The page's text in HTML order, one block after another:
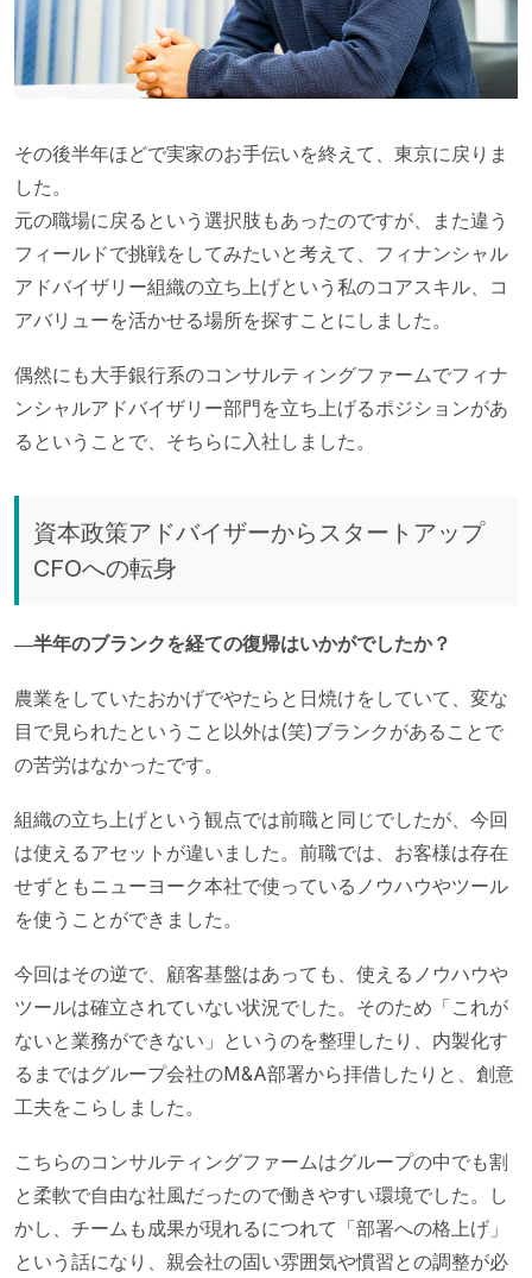
その後半年ほどで実家のお手伝いを終えて、東京に戻りま
した。
元の職場に戻るという選択肢もあったのですが、また違う
フィールドで挑戦をしてみたいと考えて、フィナンシャル
アドバイザリー組織の立ち上げという私のコアスキル、コ
アバリューを活かせる場所を探すことにしました。
偶然にも大手銀行系のコンサルティングファームでフィナ
ンシャルアドバイザリー部門を立ち上げるポジションがあ
るということで、そちらに入社しました。
資本政策アドバイザーからスタートアップ
CFOへの転身
―半年のブランクを経ての復帰はいかがでしたか？
農業をしていたおかげでやたらと日焼けをしていて、変な
目で見られたということ以外は(笑)ブランクがあることで
の苦労はなかったです。
組織の立ち上げという観点では前職と同じでしたが、今回
は使えるアセットが違いました。前職では、お客様は存在
せずともニューヨーク本社で使っているノウハウやツール
を使うことができました。
今回はその逆で、顧客基盤はあっても、使えるノウハウや
ツールは確立されていない状況でした。そのため「これが
ないと業務ができない」というのを整理したり、内製化す
るまではグループ会社のM&A部署から拝借したりと、創意
工夫をこらしました。
こちらのコンサルティングファームはグループの中でも割
と柔軟で自由な社風だったので働きやすい環境でした。し
かし、チームも成果が現れるにつれて「部署への格上げ」
という話になり、親会社の固い雰囲気や慣習との調整が必